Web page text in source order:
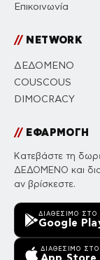
Επικοινωνία
//NETWORK
ΔΕΔΟΜΕΝΟ
COUSCOUS
DIMOCRACY
//ΕΦΑΡΜΟΓΗ
Κατεβάστε τη
ΔΕΔΟΜΕΝΟ και
αν βρίσκεστε.
ΔΙΑΘΈΣΙΜΟ ΣΤΟ
Google
ΔΙΑΘΈΣΙΜΟ ΣΤΟ